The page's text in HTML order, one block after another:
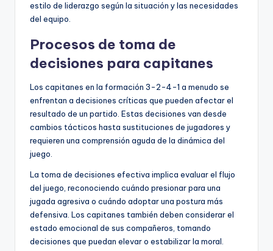
estilo de liderazgo según la situación y las necesidades
del equipo.
Procesos de toma de
decisiones para capitanes
Los capitanes en la formación 3-2-4-1 a menudo se
enfrentan a decisiones críticas que pueden afectar el
resultado de un partido. Estas decisiones van desde
cambios tácticos hasta sustituciones de jugadores y
requieren una comprensión aguda de la dinámica del
juego.
La toma de decisiones efectiva implica evaluar el flujo
del juego, reconociendo cuándo presionar para una
jugada agresiva o cuándo adoptar una postura más
defensiva. Los capitanes también deben considerar el
estado emocional de sus compañeros, tomando
decisiones que puedan elevar o estabilizar la moral.